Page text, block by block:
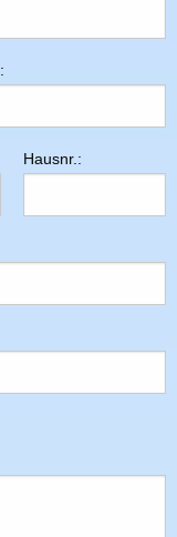
:
Hausnr.: